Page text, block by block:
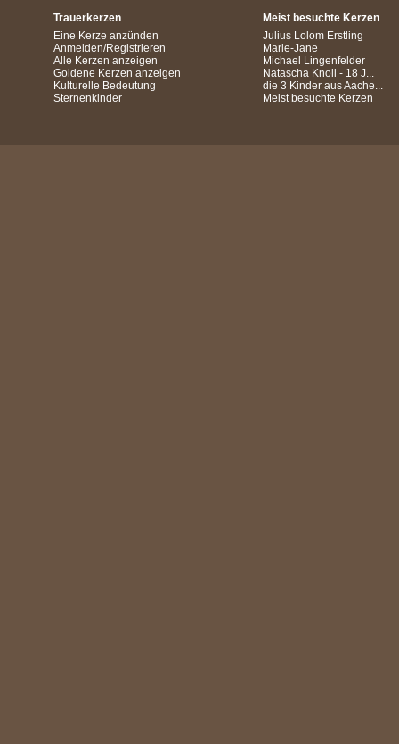
Trauerkerzen
Eine Kerze anzünden
Anmelden/Registrieren
Alle Kerzen anzeigen
Goldene Kerzen anzeigen
Kulturelle Bedeutung
Sternenkinder
Meist besuchte Kerzen
Julius Lolom Erstling
Marie-Jane
Michael Lingenfelder
Natascha Knoll - 18 J...
die 3 Kinder aus Aache...
Meist besuchte Kerzen